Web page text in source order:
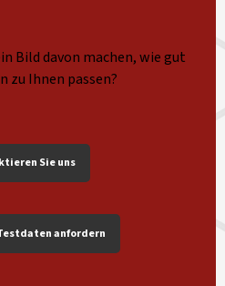
Bild davon machen, wie gut
zu Ihnen passen?
Sie uns
anfordern